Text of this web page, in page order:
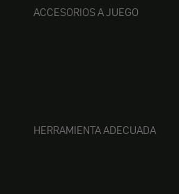
ACCESORIOS A JUEGO
HERRAMIENTA ADECUADA